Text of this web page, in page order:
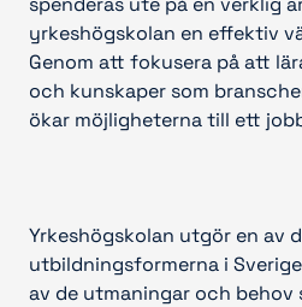
yrkeshögskolan en effektiv
Genom att fokusera på att
och kunskaper som
ökar möjligheterna till ett
Yrkeshögskolan utgör en av
utbildningsformerna i
av de utmaningar och behov